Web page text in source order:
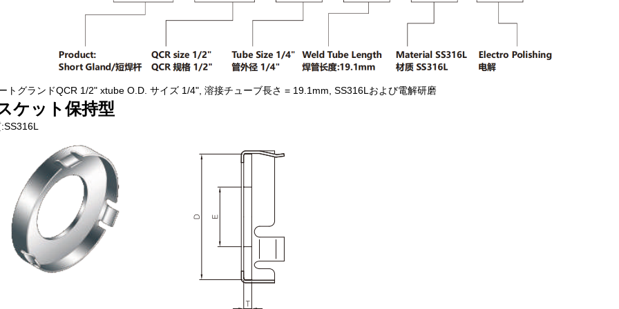
トグランドQCR 1/2" xtube O.D. サイズ 1/4", 溶接チューブ長さ = 19.1mm, SS316Lおよび電解研磨
ケット保持型